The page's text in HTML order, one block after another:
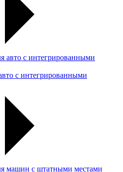
с интегрированными